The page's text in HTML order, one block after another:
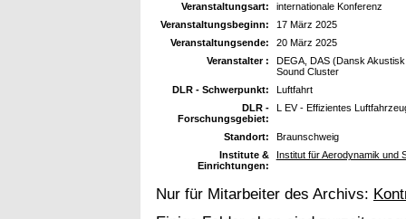
Veranstaltungsart:
internationale Konferenz
Veranstaltungsbeginn:
17 März 2025
Veranstaltungsende:
20 März 2025
Veranstalter :
DEGA, DAS (Dansk
Sound Cluster
DLR - Schwerpunkt:
Luftfahrt
DLR -
Forschungsgebiet:
L EV - Effizientes
Standort:
Braunschweig
Institute &
Einrichtungen:
Institut für Aerodynamik und
Nur für Mitarbeiter des Archivs: